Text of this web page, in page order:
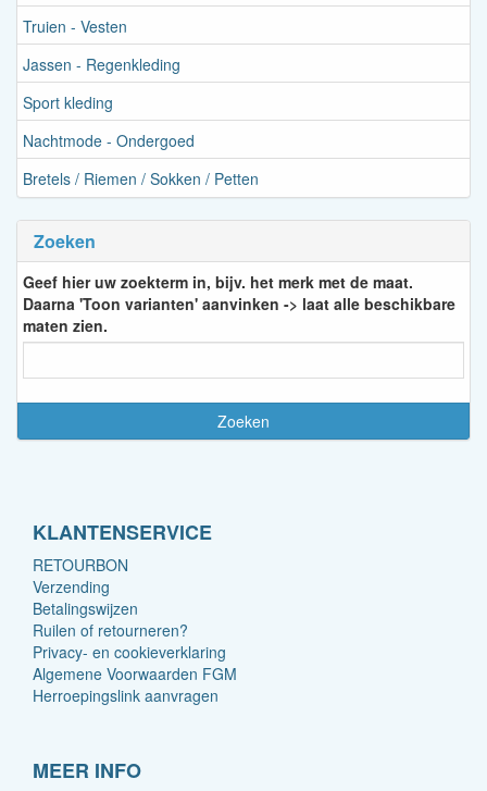
Truien - Vesten
Jassen - Regenkleding
Sport kleding
Nachtmode - Ondergoed
Bretels / Riemen / Sokken / Petten
Zoeken
Geef hier uw zoekterm in, bijv. het merk met de maat.
Daarna 'Toon varianten' aanvinken -> laat alle beschikbare
maten zien.
KLANTENSERVICE
RETOURBON
Verzending
Betalingswijzen
Ruilen of retourneren?
Privacy- en cookieverklaring
Algemene Voorwaarden FGM
Herroepingslink aanvragen
MEER INFO